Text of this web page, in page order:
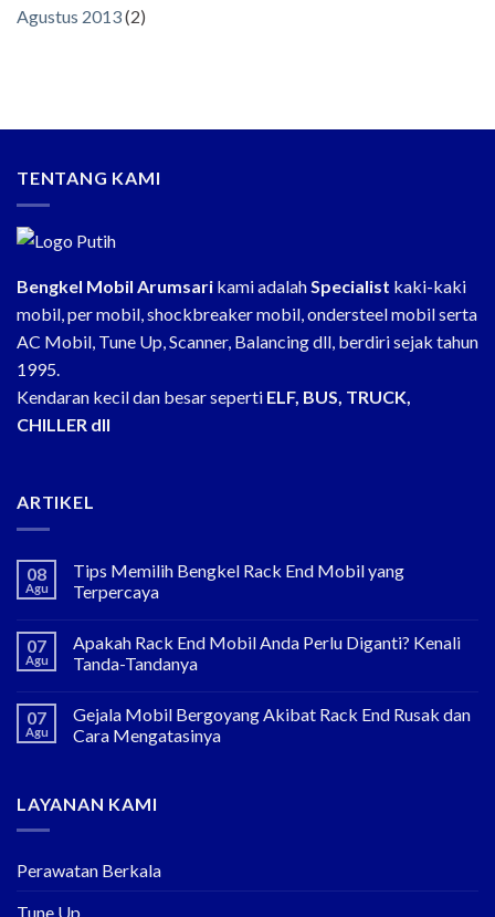
Agustus 2013(2)
TENTANG KAMI
Bengkel Mobil Arumsari kami adalahSpecialist kaki-kaki
mobil, per mobil, shockbreaker mobil, ondersteel mobil serta
AC Mobil, Tune Up, Scanner, Balancing dll, berdiri sejak tahun
1995.
Kendaran kecil dan besar seperti ELF, BUS, TRUCK,
CHILLER dll
ARTIKEL
08
Agu
Tips Memilih Bengkel Rack End Mobil yang
Terpercaya
07
Agu
Apakah Rack End Mobil Anda Perlu Diganti? Kenali
Tanda-Tandanya
07
Agu
Gejala Mobil Bergoyang Akibat Rack End Rusak dan
Cara Mengatasinya
LAYANAN KAMI
Perawatan Berkala
Tune Up